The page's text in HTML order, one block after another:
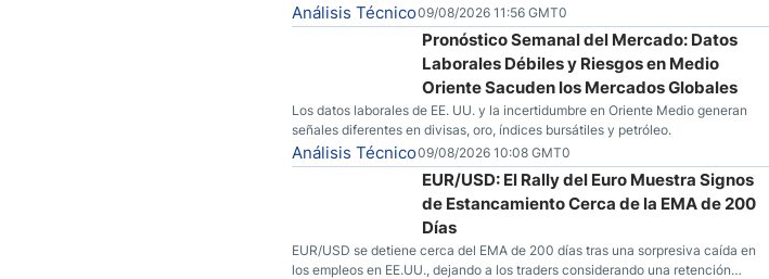
especulativas también están mostrando señales de que una mayor volatilidad
podría estar en el horizonte para la mercancía.
Análisis Técnico09/08/2026 11:56 GMT0
Pronóstico Semanal del Mercado: Datos
Laborales Débiles y Riesgos en Medio
Oriente Sacuden los Mercados Globales
Los datos laborales de EE. UU. y la incertidumbre en Oriente Medio generan
señales diferentes en divisas, oro, índices bursátiles y petróleo.
Análisis Técnico09/08/2026 10:08 GMT0
EUR/USD: El Rally del Euro Muestra Signos
de Estancamiento Cerca de la EMA de 200
Días
EUR/USD se detiene cerca del EMA de 200 días tras una sorpresiva caída en
los empleos en EE.UU., dejando a los traders considerando una retención